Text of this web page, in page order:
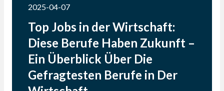
2025-04-07
Top Jobs in der Wirtschaft:
Diese Berufe Haben Zukunft –
Ein Überblick Über Die
Gefragtesten Berufe in Der